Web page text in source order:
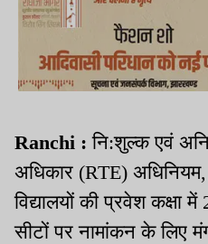
Ranchi :नि:शुल्क एवं
अधिकार (RTE)
विद्यालयों की प्रवेश कक्षा
सीटों पर नामांकन के लिए